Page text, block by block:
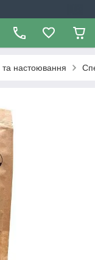
та настоювання